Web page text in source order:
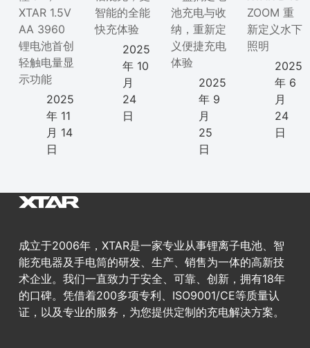
XTAR 1.5V
AA 3960
锂电池首创
轻触电量显
示功能
2025
年 11
月 14
日
智能的全能
快充体验
2025
年 10
月
24
日
池充电与收
纳，重新定
义便捷充电
体验
2025
年 9
月
25
日
ZOOM 重
新定义水下
照明
2025
年 6
月
24
日
成立于2006年，XTAR是一家专业从事锂离子电池、智
能充电器及手电筒的研发、生产、销售为一体的高新技
术企业。我们一直致力于安全、可靠、创新，拥有18年
的口碑。凭借着200多项专利、ISO9001/CE等质量认
证，以及专业的服务，为您提供定制的充电解决方案。